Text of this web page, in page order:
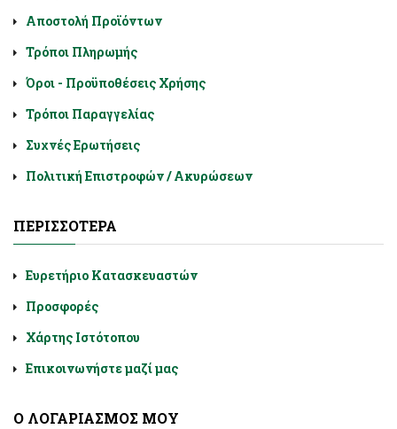
Αποστολή Προϊόντων
Τρόποι Πληρωμής
Όροι - Προϋποθέσεις Χρήσης
Τρόποι Παραγγελίας
Συχνές Ερωτήσεις
Πολιτική Επιστροφών / Ακυρώσεων
ΠΕΡΙΣΣΌΤΕΡΑ
Ευρετήριο Κατασκευαστών
Προσφορές
Χάρτης Ιστότοπου
Επικοινωνήστε μαζί μας
Ο ΛΟΓΑΡΙΑΣΜΌΣ ΜΟΥ